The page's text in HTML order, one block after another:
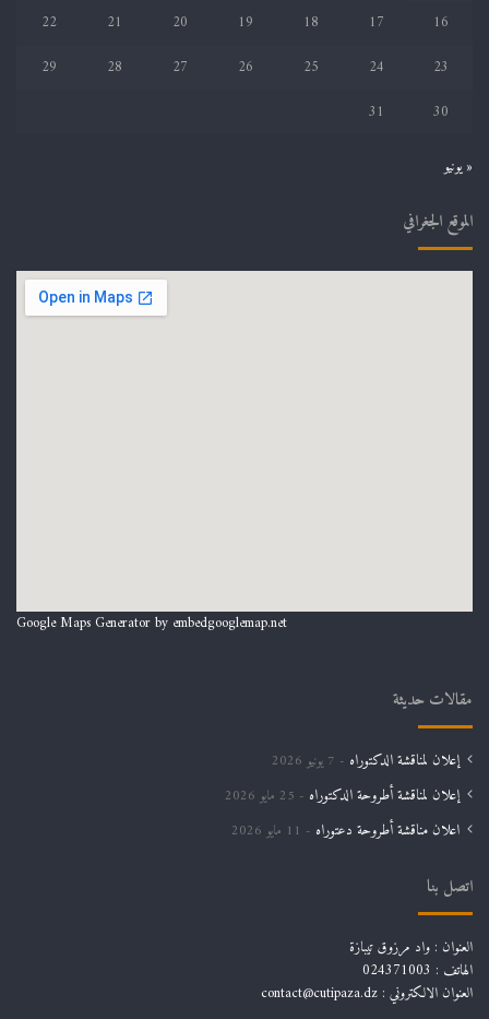
16
17
18
19
20
21
22
23
24
25
26
27
28
29
30
31
« يونيو
الموقع الجغرافي
Google Maps Generator by embedgooglemap.net
مقالات حديثة
إعلان لمناقشة الدكتوراه 7 يونيو 2026
إعلان لمناقشة أطروحة الدكتوراه 25 مايو 2026
اعلان مناقشة أطروحة دعتوراه 11 مايو 2026
اتصل بنا
العنوان : واد مرزوق تيبازة
الهاتف : 024371003
العنوان الالكتروني : contact@cutipaza.dz